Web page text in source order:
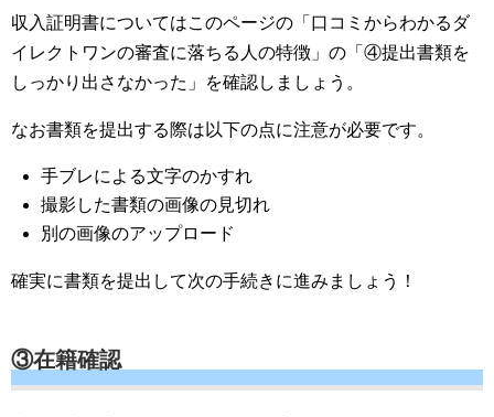
収入証明書についてはこのページの「口コミからわかるダ
イレクトワンの審査に落ちる人の特徴」の「④提出書類を
しっかり出さなかった」を確認しましょう。
なお書類を提出する際は以下の点に注意が必要です。
手ブレによる文字のかすれ
撮影した書類の画像の見切れ
別の画像のアップロード
確実に書類を提出して次の手続きに進みましょう！
③在籍確認